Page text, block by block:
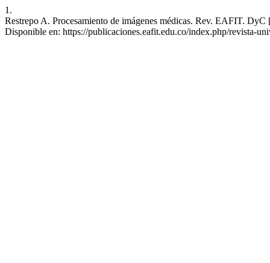
1.
Restrepo A. Procesamiento de imágenes médicas. Rev. EAFIT.
Disponible en: https://publicaciones.eafit.edu.co/index.php/revista-